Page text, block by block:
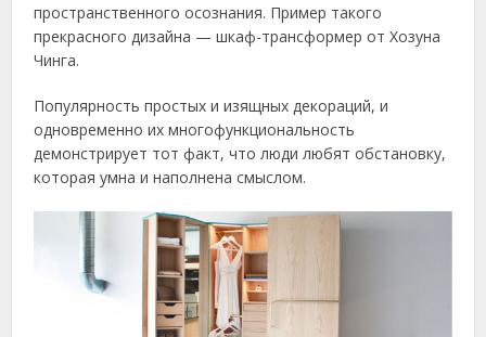
пространственного осознания. Пример такого
прекрасного дизайна — шкаф-трансформер от Хозуна
Чинга.
Популярность простых и изящных декораций, и
одновременно их многофункциональность
демонстрирует тот факт, что люди любят обстановку,
которая умна и наполнена смыслом.